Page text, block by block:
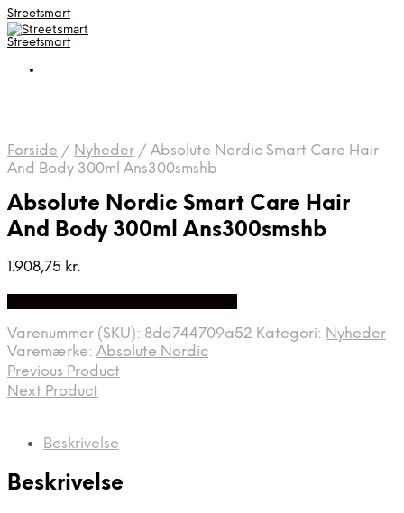
Streetsmart
Streetsmart
Forside / Nyheder / Absolute Nordic Smart Care Hair
And Body 300ml Ans300smshb
Absolute Nordic Smart Care Hair
And Body 300ml Ans300smshb
1.908,75 kr.
Varenummer (SKU): 8dd744709a52 Kategori: Nyheder
Varemærke: Absolute Nordic
Previous Product
Next Product
Beskrivelse
Beskrivelse